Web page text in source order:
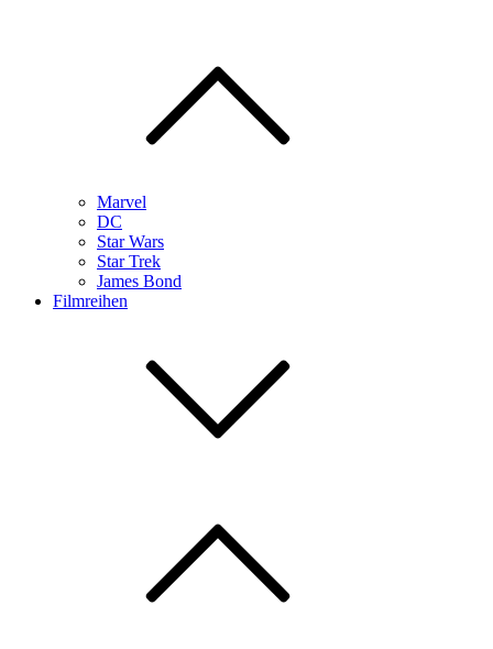
Marvel
DC
Star Wars
Star Trek
James Bond
Filmreihen